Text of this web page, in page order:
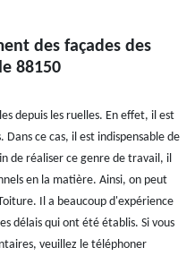
des façades des
88150
depuis les ruelles. En effet, il est
ce cas, il est indispensable de
de réaliser ce genre de travail, il
en la matière. Ainsi, on peut
Il a beaucoup d'expérience
délais qui ont été établis. Si vous
veuillez le téléphoner